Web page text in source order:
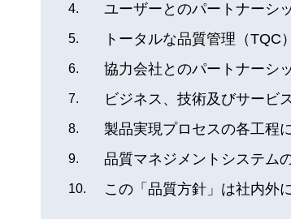
4. ユーザーとのパートナーシ
5. トータルな品質管理（TQC
6. 協力会社とのパートナーシ
7. ビジネス、技術及びサービ
8. 製品実現プロセスの各工程
9. 品質マネジメントシステム
10. この「品質方針」は社内外